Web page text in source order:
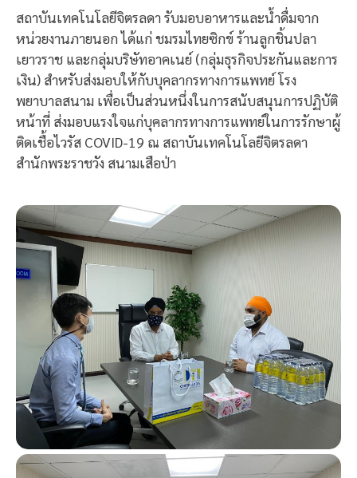
สถาบันเทคโนโลยีจิตรลดา รับมอบอาหารและน้ำดื่มจาก
หน่วยงานภายนอก ได้แก่ ชมรมไทยซิกข์ ร้านลูกชิ้นปลา
เยาวราช และกลุ่มบริษัทอาคเนย์ (กลุ่มธุรกิจประกันและการ
เงิน) สำหรับส่งมอบให้กับบุคลากรทางการแพทย์ โรง
พยาบาลสนาม เพื่อเป็นส่วนหนึ่งในการสนับสนุนการปฏิบัติ
หน้าที่ ส่งมอบแรงใจแก่บุคลากรทางการแพทย์ในการรักษาผู้
ติดเชื้อไวรัส COVID-19 ณ สถาบันเทคโนโลยีจิตรลดา
สำนักพระราชวัง สนามเสือป่า